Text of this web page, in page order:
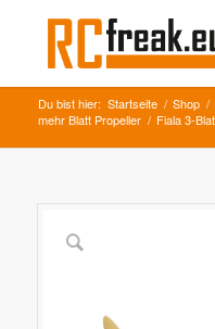
Du bist hier: Startseite / Shop /
mehr Blatt Propeller / Fiala 3-